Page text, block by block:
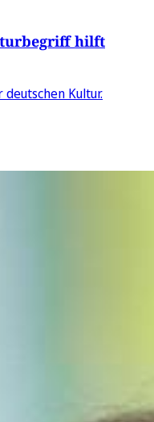
hilft
Kultur.